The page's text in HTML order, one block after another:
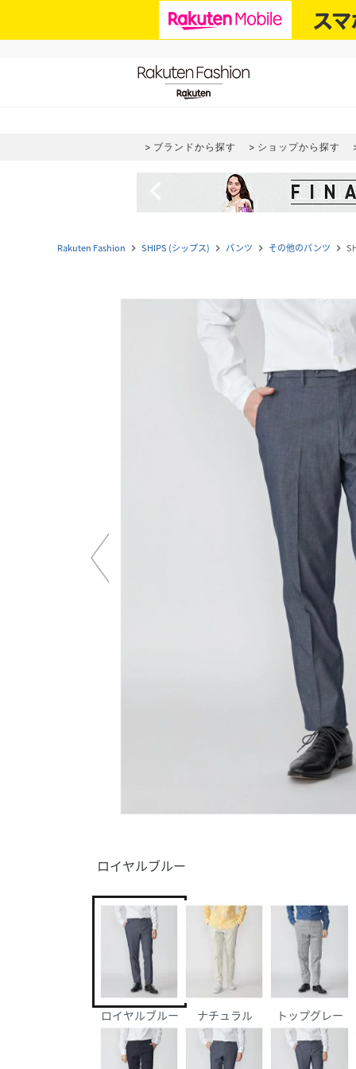
ブランドから探す ショップから探す
Rakuten Fashion navigate_next SHIPS (シップス) navigate_next パンツ navigate_next その他のパンツ navigate_next
ロイヤルブルー
ロイヤルブルー ナチュラル トップグレー